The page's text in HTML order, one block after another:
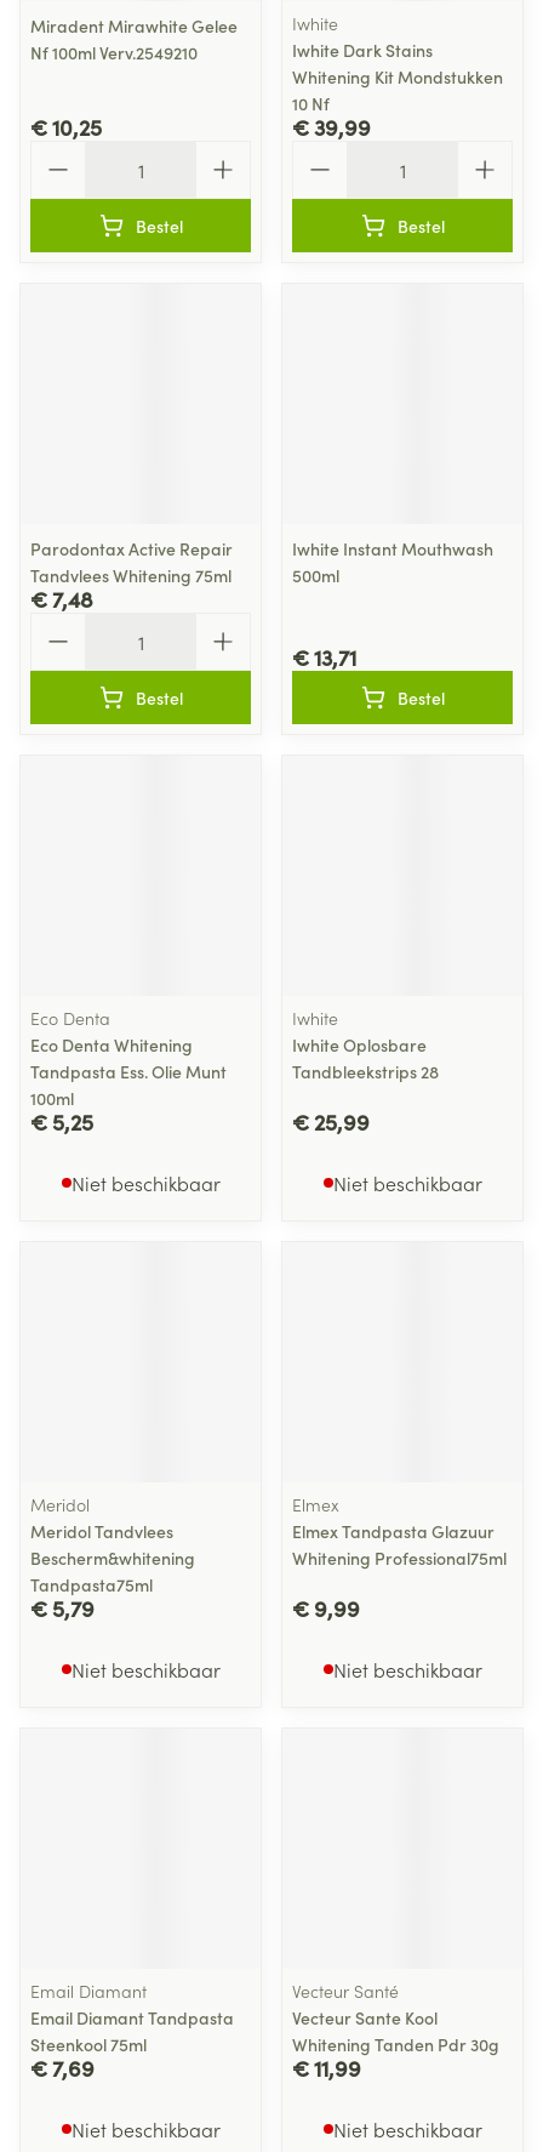
Miradent Mirawhite Gelee
Nf 100ml Verv.2549210
€ 10,25
Bestel
Iwhite
Iwhite Dark Stains
Whitening Kit Mondstukken
10 Nf
€ 39,99
Bestel
Parodontax Active Repair
Tandvlees Whitening 75ml
€ 7,48
Bestel
Iwhite Instant Mouthwash
500ml
€ 13,71
Bestel
Eco Denta
Eco Denta Whitening
Tandpasta Ess. Olie Munt
100ml
€ 5,25
Niet beschikbaar
Iwhite
Iwhite Oplosbare
Tandbleekstrips 28
€ 25,99
Niet beschikbaar
Meridol
Meridol Tandvlees
Bescherm&whitening
Tandpasta75ml
€ 5,79
Niet beschikbaar
Elmex
Elmex Tandpasta Glazuur
Whitening Professional75ml
€ 9,99
Niet beschikbaar
Email Diamant
Email Diamant Tandpasta
Steenkool 75ml
€ 7,69
Niet beschikbaar
Vecteur Santé
Vecteur Sante Kool
Whitening Tanden Pdr 30g
€ 11,99
Niet beschikbaar